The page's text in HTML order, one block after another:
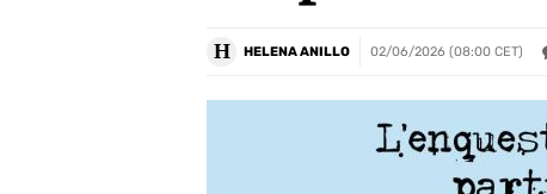
H HELENA ANILLO 02/06/2026 (08:00 CET)